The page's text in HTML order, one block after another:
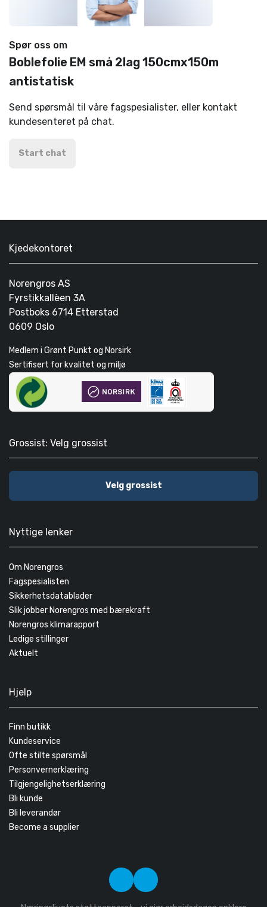
Spør oss om
Boblefolie EM små 2lag 150cmx150m
antistatisk
Send spørsmål til våre fagspesialister, eller kontakt
kundesenteret på chat.
Start chat
Kjedekontoret
Norengros AS
Fyrstikkallèen 3A
Postboks 6714 Etterstad
0609 Oslo
Medlem i Grønt Punkt og Norsirk
Sertifisert for kvalitet og miljø
Grossist: Velg grossist
Velg grossist
Nyttige lenker
Om Norengros
Fagspesialisten
Sikkerhetsdatablader
Slik jobber Norengros med bærekraft
Norengros klimarapport
Ledige stillinger
Aktuelt
Hjelp
Finn butikk
Kundeservice
Ofte stilte spørsmål
Personvernerklæring
Tilgjengelighetserklæring
Bli kunde
Bli leverandør
Become a supplier